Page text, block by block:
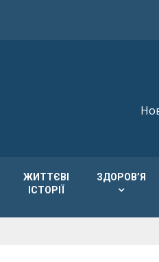
ЖИТТЄВІ
ІСТОРІЇ
ЗДОРОВ’Я